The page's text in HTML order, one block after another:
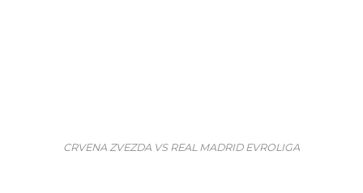
CRVENA ZVEZDA VS REAL MADRID EVROLIGA